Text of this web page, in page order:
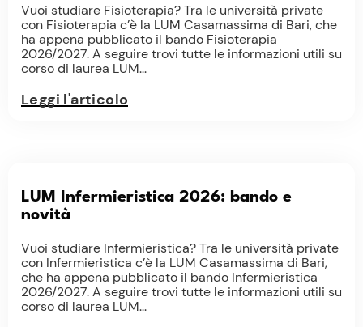
Vuoi studiare Fisioterapia? Tra le università private
con Fisioterapia c’è la LUM Casamassima di Bari, che
ha appena pubblicato il bando Fisioterapia
2026/2027. A seguire trovi tutte le informazioni utili su
corso di laurea LUM...
Leggi l'articolo
LUM Infermieristica 2026: bando e
novità
Vuoi studiare Infermieristica? Tra le università private
con Infermieristica c’è la LUM Casamassima di Bari,
che ha appena pubblicato il bando Infermieristica
2026/2027. A seguire trovi tutte le informazioni utili su
corso di laurea LUM...